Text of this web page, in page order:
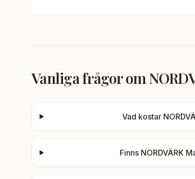
Vanliga frågor om
Vad kostar
Finns NORDVÄRK